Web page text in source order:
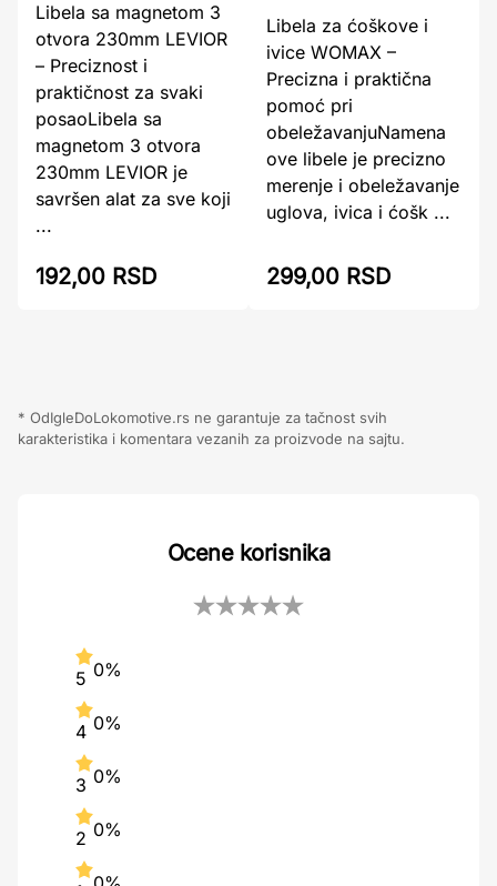
Libela sa magnetom 3
otvora 230mm LEVIOR
– Preciznost i
praktičnost za svaki
posaoLibela sa
magnetom 3 otvora
230mm LEVIOR je
savršen alat za sve koji
...
192,00 RSD
Libela za ćoškove i
ivice WOMAX –
Precizna i praktična
pomoć pri
obeležavanjuNamena
ove libele je precizno
merenje i obeležavanje
uglova, ivica i ćošk ...
299,00 RSD
* OdIgleDoLokomotive.rs ne garantuje za tačnost svih
karakteristika i komentara vezanih za proizvode na sajtu.
Ocene korisnika
5 0%
4 0%
3 0%
2 0%